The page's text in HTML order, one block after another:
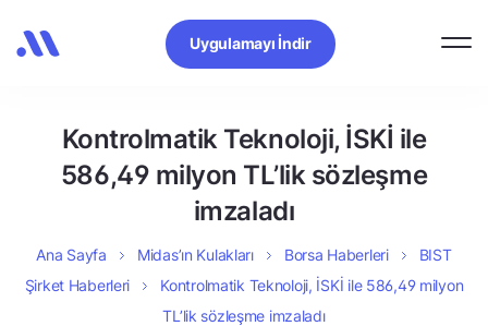
Uygulamayı İndir
Kontrolmatik Teknoloji, İSKİ ile
586,49 milyon TL’lik sözleşme
imzaladı
Ana Sayfa Midas’ın Kulakları Borsa Haberleri
BIST
Şirket Haberleri
Kontrolmatik Teknoloji, İSKİ ile 586,49 milyon
TL’lik sözleşme imzaladı